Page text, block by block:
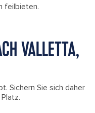
feilbieten.
VALLETTA,
Sichern Sie sich daher